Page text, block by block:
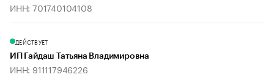
ИНН: 701740104108
ДЕЙСТВУЕТ
ИП Гайдаш Татьяна Владимировна
ИНН: 911117946226